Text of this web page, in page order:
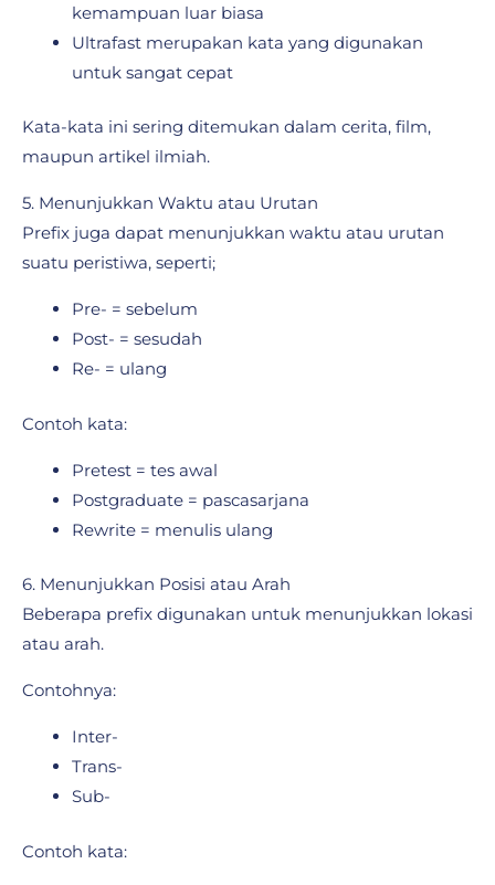
kemampuan luar biasa
Ultrafast merupakan kata yang digunakan
untuk sangat cepat
Kata-kata ini sering ditemukan dalam cerita, film,
maupun artikel ilmiah.
5. Menunjukkan Waktu atau Urutan
Prefix juga dapat menunjukkan waktu atau urutan
suatu peristiwa, seperti;
Pre- = sebelum
Post- = sesudah
Re- = ulang
Contoh kata:
Pretest = tes awal
Postgraduate = pascasarjana
Rewrite = menulis ulang
6. Menunjukkan Posisi atau Arah
Beberapa prefix digunakan untuk menunjukkan lokasi
atau arah.
Contohnya:
Inter-
Trans-
Sub-
Contoh kata: